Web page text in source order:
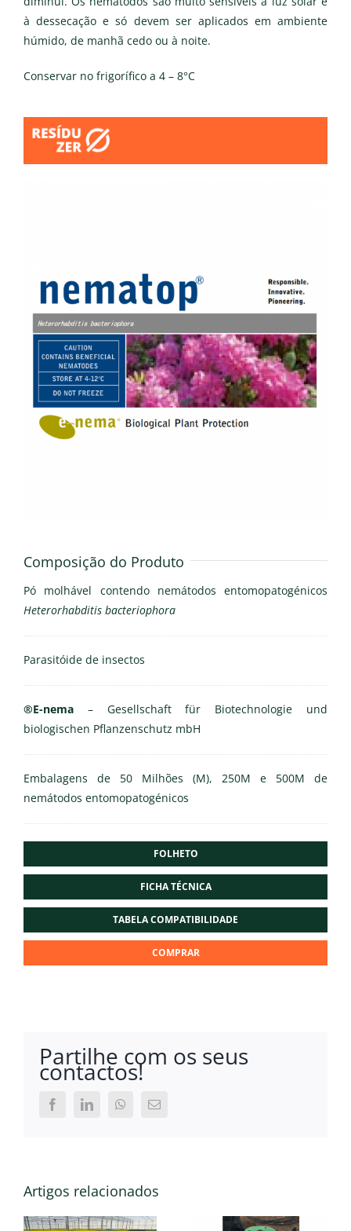
Composição do Produto
Pó molhável contendo nemátodos entomopatogénicos
Heterorhabditis bacteriophora
Parasitóide de insectos
®E-nema– Gesellschaft für Biotechnologie und
biologischen Pflanzenschutz mbH
Embalagens de 50 Milhões (M), 250M e 500M de
nemátodos entomopatogénicos
FOLHETO
FICHA TÉCNICA
TABELA COMPATIBILIDADE
COMPRAR
à dessecação e só devem ser aplicados em ambiente
húmido, de manhã cedo ou à noite.
Conservar no frigorífico a 4 – 8°C
Partilhe com os seus
contactos!
FacebookLinkedInWhatsApp
Email
Artigos relacionados